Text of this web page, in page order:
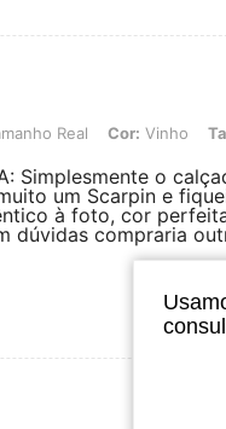
Real, Cor: Vinho, Tamanho:
Real Cor: Vinho
Simplesmente o
um Scarpin e
à foto, cor
dúvidas compraria